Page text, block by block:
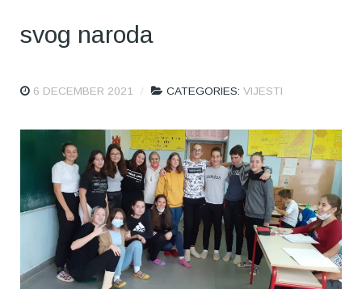
svog naroda
6 DECEMBER 2021 CATEGORIES: VIJESTI